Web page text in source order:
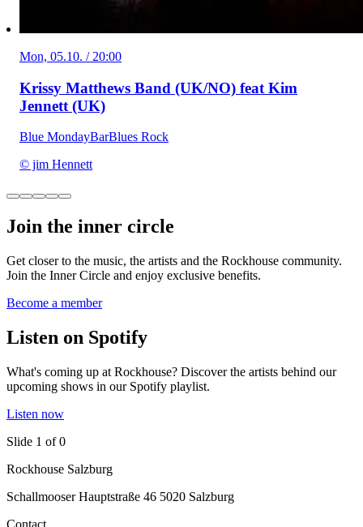
Mon, 05.10. / 20:00
Krissy Matthews Band (UK/NO) feat Kim
Jennett (UK)
Blue MondayBarBlues Rock
© jim Hennett
Join the inner circle
Get closer to the music, the artists and the Rockhouse community.
Join the Inner Circle and enjoy exclusive benefits.
Become a member
Listen on Spotify
What's coming up at Rockhouse? Discover the artists behind our
upcoming shows in our Spotify playlist.
Listen now
Slide 1 of 0
Rockhouse Salzburg
Schallmooser Hauptstraße 46 5020 Salzburg
Contact